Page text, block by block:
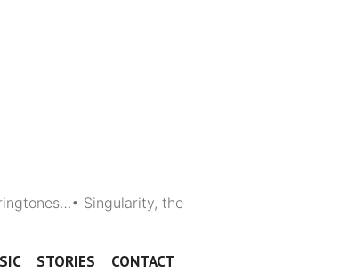
ringtones…• Singularity, the
STORIES CONTACT